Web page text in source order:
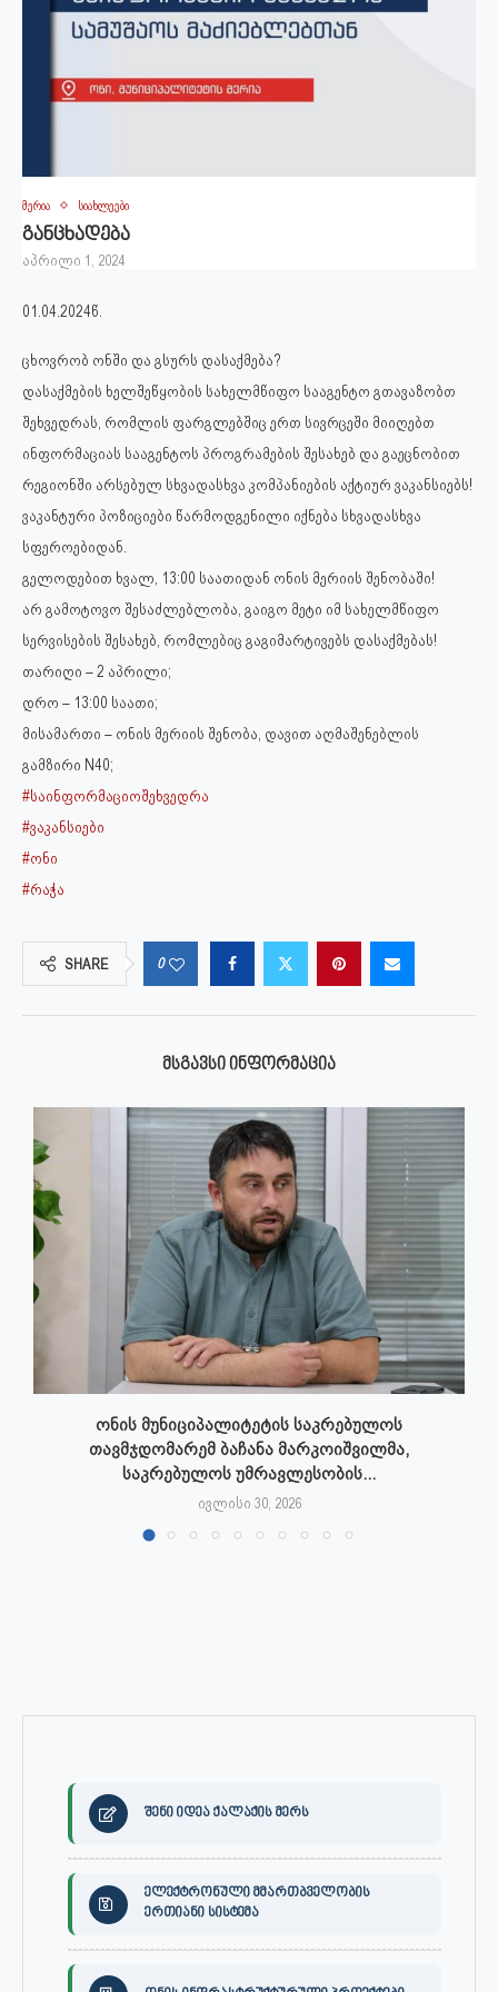
მერია სიახლეები
განცხადება
აპრილი 1, 2024
01.04.2024წ.
ცხოვრობ ონში და გსურს დასაქმება?
დასაქმების ხელშეწყობის სახელმწიფო სააგენტო გთავაზობთ
შეხვედრას, რომლის ფარგლებშიც ერთ სივრცეში მიიღებთ
ინფორმაციას სააგენტოს პროგრამების შესახებ და გაეცნობით
რეგიონში არსებულ სხვადასხვა კომპანიების აქტიურ ვაკანსიებს!
ვაკანტური პოზიციები წარმოდგენილი იქნება სხვადასხვა
სფეროებიდან.
გელოდებით ხვალ, 13:00 საათიდან ონის მერიის შენობაში!
არ გამოტოვო შესაძლებლობა, გაიგო მეტი იმ სახელმწიფო
სერვისების შესახებ, რომლებიც გაგიმარტივებს დასაქმებას!
თარიღი – 2 აპრილი;
დრო – 13:00 საათი;
მისამართი – ონის მერიის შენობა, დავით აღმაშენებლის
გამზირი N40;
#საინფორმაციოშეხვედრა
#ვაკანსიები
#ონი
#რაჭა
SHARE 0
ᲛᲡᲒᲐᲕᲡᲘ ᲘᲜᲤᲝᲠᲛᲐᲪᲘᲐ
ონის მუნიციპალიტეტის საკრებულოს
თავმჯდომარემ ბაჩანა მარკოიშვილმა,
საკრებულოს უმრავლესობის...
ივლისი 30, 2026
შენი იდეა ქალაქის მერს
ელექტრონული მმართბველობის
ერთიანი სისტემა